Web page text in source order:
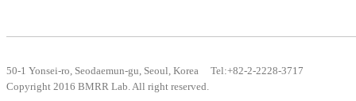
50-1 Yonsei-ro, Seodaemun-gu, Seoul, Korea Tel:+82-2-2228-3717
Copyright 2016 BMRR Lab. All right reserved.